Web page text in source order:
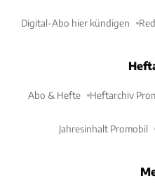
Digital-Abo hier kündigen
Abo & Hefte Heftarchiv
Jahresinhalt Promobil